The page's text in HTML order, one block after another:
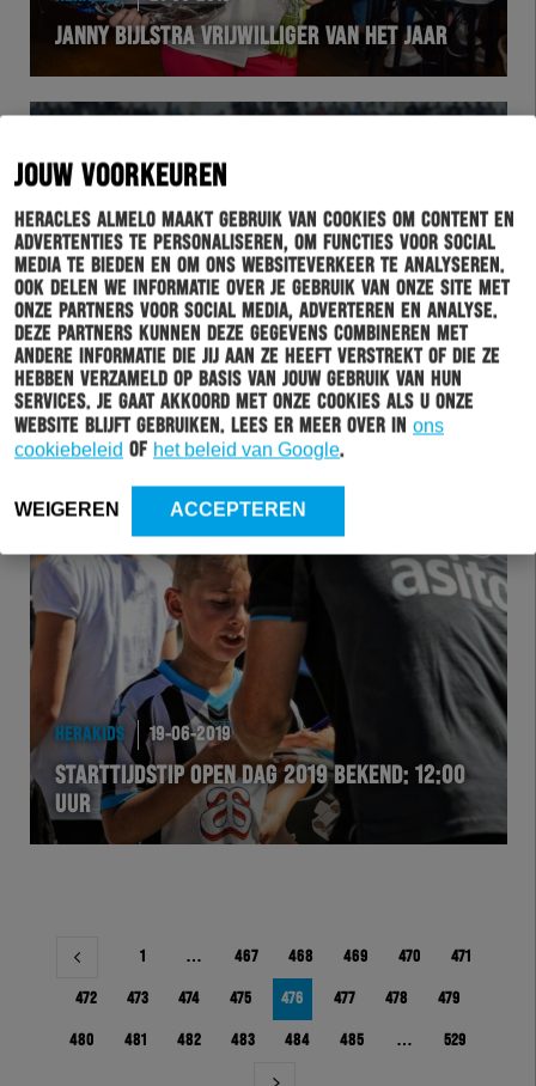
JOUW VOORKEUREN
Heracles Almelo maakt gebruik van cookies om content en
advertenties te personaliseren, om functies voor social
media te bieden en om ons websiteverkeer te analyseren.
Ook delen we informatie over je gebruik van onze site met
onze partners voor social media, adverteren en analyse.
Deze partners kunnen deze gegevens combineren met
andere informatie die jij aan ze heeft verstrekt of die ze
hebben verzameld op basis van jouw gebruik van hun
services. Je gaat akkoord met onze cookies als u onze
website blijft gebruiken. Lees er meer over in ons
cookiebeleid of het beleid van Google.
WEIGEREN ACCEPTEREN
JANNY BIJLSTRA VRIJWILLIGER VAN HET JAAR
HERACLES 19-06-2019
SPEELSCHEMA DEFINITIEF: AFTRAP THUIS TEGEN
SC HEERENVEEN
HERAKIDS 19-06-2019
STARTTIJDSTIP OPEN DAG 2019 BEKEND: 12:00
UUR
Berichtnavigatie
1 … 467 468 469 470 471
472 473 474 475 476 477 478 479
480 481 482 483 484 485 … 529